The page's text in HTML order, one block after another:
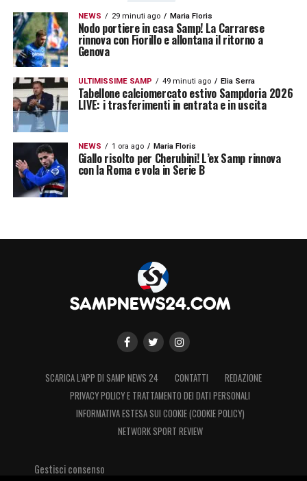
straordinario».
LA PLAYLIST DELLE NOSTRE TOP NEWS
NEWS 29 minuti ago Maria Floris
Nodo portiere in casa Samp! La Carrarese
rinnova con Fiorillo e allontana il ritorno a
Genova
ULTIMISSIME SAMP 49 minuti ago Elia Serra
Tabellone calciomercato estivo Sampdoria 2026
LIVE: i trasferimenti in entrata e in uscita
NEWS 1 ora ago Maria Floris
Giallo risolto per Cherubini! L’ex Samp rinnova
con la Roma e vola in Serie B
SCARICA L’APP DI SAMP NEWS 24 CONTATTI
REDAZIONE
PRIVACY POLICY E TRATTAMENTO DEI DATI PERSONALI
INFORMATIVA ESTESA SUI COOKIE (COOKIE POLICY)
NETWORK SPORT REVIEW
Gestisci consenso